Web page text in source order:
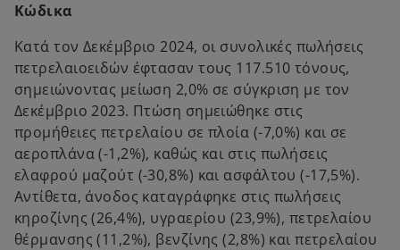
t
Κώδικα
Κατά τον Δεκέμβριο 2024, οι συνολικές πωλήσεις
πετρελαιοειδών έφτασαν τους 117.510 τόνους,
σημειώνοντας μείωση 2,0% σε σύγκριση με τον
Δεκέμβριο 2023. Πτώση σημειώθηκε στις
προμήθειες πετρελαίου σε πλοία (-7,0%) και σε
αεροπλάνα (-1,2%), καθώς και στις πωλήσεις
ελαφρού μαζούτ (-30,8%) και ασφάλτου (-17,5%).
Αντίθετα, άνοδος καταγράφηκε στις πωλήσεις
κηροζίνης (26,4%), υγραερίου (23,9%), πετρελαίου
θέρμανσης (11,2%), βενζίνης (2,8%) και πετρελαίου